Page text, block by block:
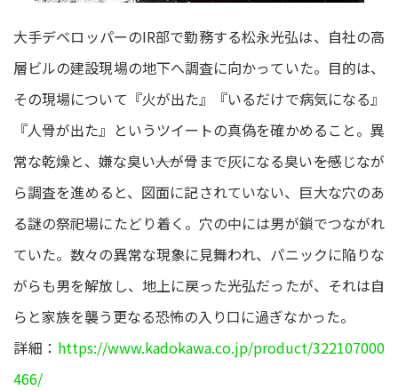
大手デベロッパーのIR部で勤務する松永光弘は、自社の高
層ビルの建設現場の地下へ調査に向かっていた。目的は、
その現場について『火が出た』『いるだけで病気になる』
『人骨が出た』というツイートの真偽を確かめること。異
常な乾燥と、嫌な臭い――人が骨まで灰になる臭い――を感じなが
ら調査を進めると、図面に記されていない、巨大な穴のあ
る謎の祭祀場にたどり着く。穴の中には男が鎖でつながれ
ていた。数々の異常な現象に見舞われ、パニックに陥りな
がらも男を解放し、地上に戻った光弘だったが、それは自
らと家族を襲う更なる恐怖の入り口に過ぎなかった。
詳細： https://www.kadokawa.co.jp/product/322107000
466/